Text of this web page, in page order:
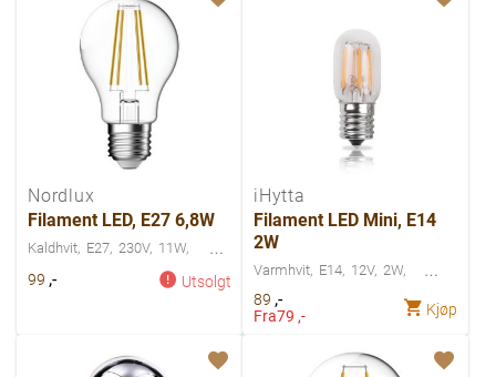
Nordlux
Filament LED, E27 6,8W
Kaldhvit E27 230V 11W
99 ,- Utsolgt
iHytta
Filament LED Mini, E14
2W
Varmhvit E14 12V 2W
89 ,-
Fra79 ,- Kjøp